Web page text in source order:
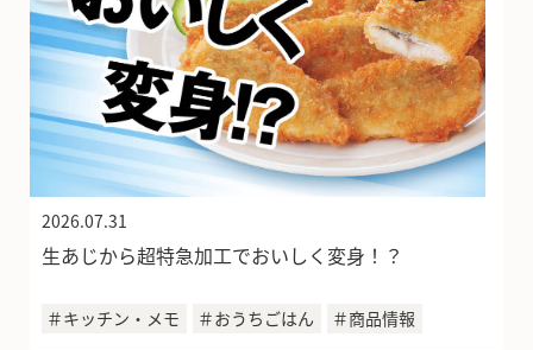
2026.07.31
生あじから超特急加工でおいしく変身！？
＃キッチン・メモ ＃おうちごはん ＃商品情報